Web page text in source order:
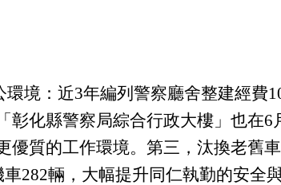
境：近3年編列警察廳舍整建經費
彰化縣警察局綜合行政大樓」也在6
優質的工作環境。第三，汰換老舊
282輛，大幅提升同仁執勤的安全與